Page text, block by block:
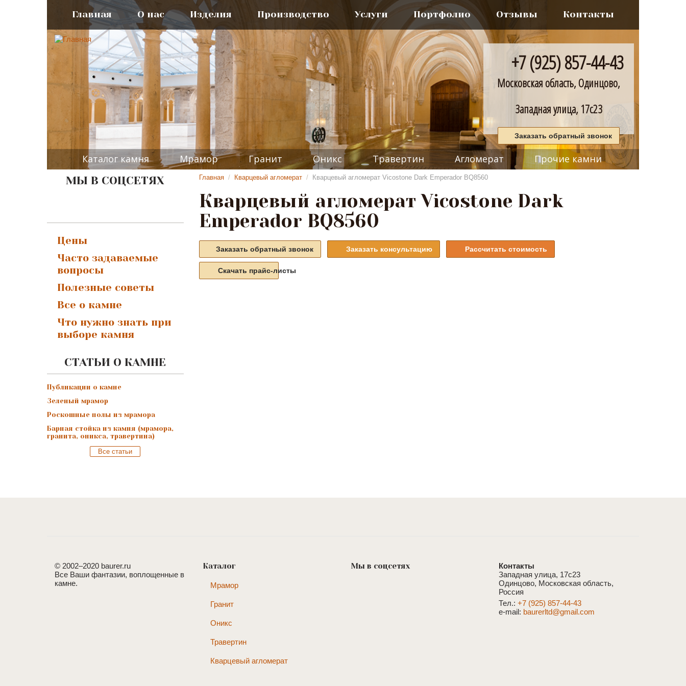
Главная О нас Изделия Производство Услуги Портфолио Отзывы Контакты
+7 (925) 857-44-43
Московская область, Одинцово,
Западная улица, 17с23
Заказать обратный звонок
Каталог камня Мрамор Гранит Оникс Травертин Агломерат Прочие камни
МЫ В СОЦСЕТЯХ
Цены
Часто задаваемые
вопросы
Полезные советы
Все о камне
Что нужно знать при
выборе камня
СТАТЬИ О КАМНЕ
Публикации о камне
Зеленый мрамор
Роскошные полы из мрамора
Барная стойка из камня (мрамора,
гранита, оникса, травертина)
Все статьи
Главная / Кварцевый агломерат / Кварцевый агломерат Vicostone Dark Emperador BQ8560
Кварцевый агломерат Vicostone Dark
Emperador BQ8560
Заказать обратный звонок Заказать консультацию Рассчитать стоимость
Скачать прайс-листы
© 2002–2020 baurer.ru
Все Ваши фантазии, воплощенные в
камне.
Контакты
Западная улица, 17с23
Одинцово, Московская область,
Россия
Тел.: +7 (925) 857-44-43
e-mail: baurerltd@gmail.com
Каталог
Мрамор
Гранит
Оникс
Травертин
Кварцевый агломерат
Мы в соцсетях